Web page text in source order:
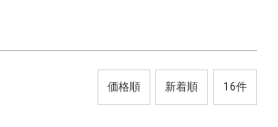
価格順 新着順